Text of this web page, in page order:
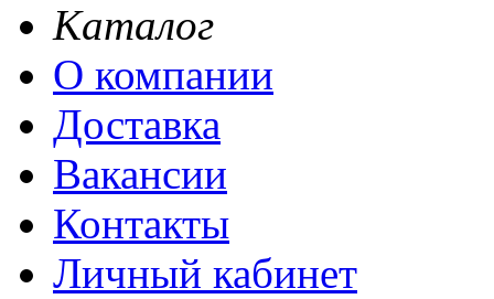
Каталог
О компании
Доставка
Вакансии
Контакты
Личный кабинет